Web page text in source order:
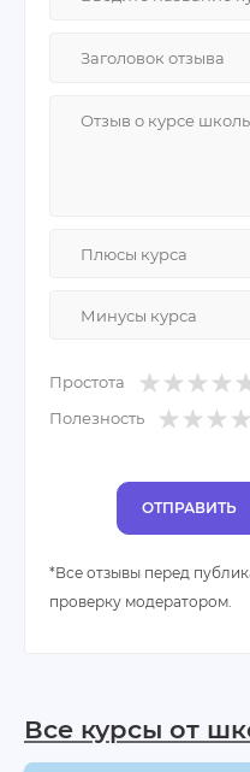
целом стоимость
Простота
Полезность
ОТПРАВИТЬ
*Все отзывы перед
проверку модератором.
Все курсы от